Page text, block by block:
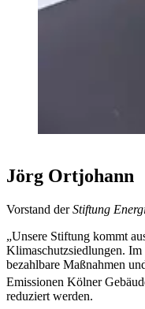
Jörg Ortjohann
Vorstand derStiftung
„Unsere Stiftung kommt
Klimaschutzsiedlungen.
bezahlbare Maßnahmen
Emissionen Kölner
reduziert werden.